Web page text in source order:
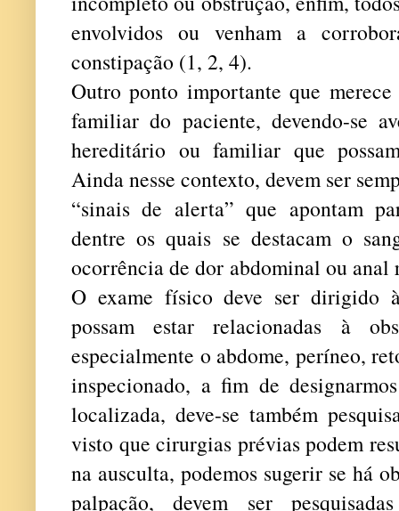
envolvidos ou venham a
constipação (1, 2, 4).
Outro ponto importante que
familiar do paciente, devendo-se
hereditário ou familiar que
Ainda nesse contexto, devem ser
“sinais de alerta” que apontam
dentre os quais se destacam o
ocorrência de dor abdominal ou anal
O exame físico deve ser dirigido
possam estar relacionadas à
especialmente o abdome, períneo,
inspecionado, a fim de
localizada, deve-se também
visto que cirurgias prévias podem
na ausculta, podemos sugerir se há
palpação, devem ser